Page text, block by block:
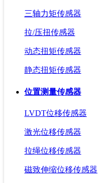
三轴力矩传感器
拉/压扭传感器
动态扭矩传感器
静态扭矩传感器
位置测量传感器
LVDT位移传感器
激光位移传感器
拉绳位移传感器
磁致伸缩位移传感器